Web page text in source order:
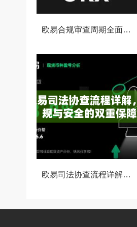
欧易合规审查周期全面解析，OKX资讯深度解读与用户答疑
欧易司法协查流程详解，合规与安全的双重保障